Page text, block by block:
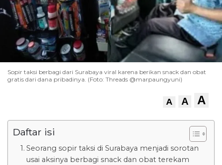
Sopir taksi berbagi dari Surabaya viral karena berikan snack dan obat
gratis dari dana pribadinya. (Foto: Threads @marpaungyuni)
A A A
Daftar isi
Seorang sopir taksi di Surabaya menjadi sorotan
usai aksinya berbagi snack dan obat terekam